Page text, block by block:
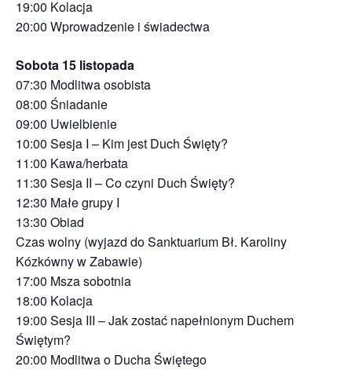
19:00 Kolacja
20:00 Wprowadzenie i świadectwa
Sobota 15 listopada
07:30 Modlitwa osobista
08:00 Śniadanie
09:00 Uwielbienie
10:00 Sesja I – Kim jest Duch Święty?
11:00 Kawa/herbata
11:30 Sesja II – Co czyni Duch Święty?
12:30 Małe grupy I
13:30 Obiad
Czas wolny (wyjazd do Sanktuarium Bł. Karoliny
Kózkówny w Zabawie)
17:00 Msza sobotnia
18:00 Kolacja
19:00 Sesja III – Jak zostać napełnionym Duchem
Świętym?
20:00 Modlitwa o Ducha Świętego